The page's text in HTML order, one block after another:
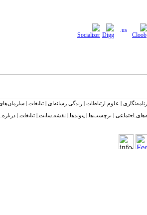
علوم ارتباطات |زندگی رسانه‌ای |تبلیغات
اجتماعی برچسب‌ها پیوندها نقشه ‌سایت تبلیغات |درباره